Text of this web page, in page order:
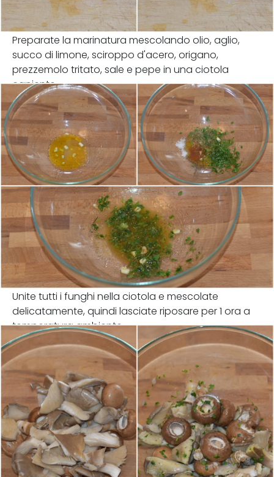
Preparate la marinatura mescolando olio, aglio,
succo di limone, sciroppo d'acero, origano,
prezzemolo tritato, sale e pepe in una ciotola
capiente.
Unite tutti i funghi nella ciotola e mescolate
delicatamente, quindi lasciate riposare per 1 ora a
temperatura ambiente.